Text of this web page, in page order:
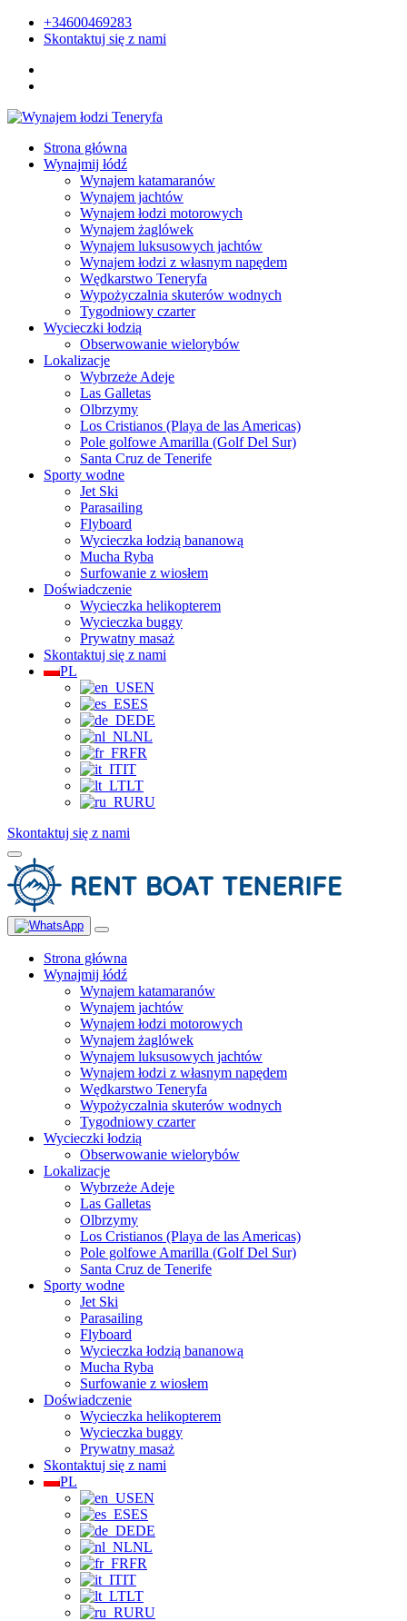
+34600469283
Skontaktuj się z nami
Strona główna
Wynajmij łódź
Wynajem katamaranów
Wynajem jachtów
Wynajem łodzi motorowych
Wynajem żaglówek
Wynajem luksusowych jachtów
Wynajem łodzi z własnym napędem
Wędkarstwo Teneryfa
Wypożyczalnia skuterów wodnych
Tygodniowy czarter
Wycieczki łodzią
Obserwowanie wielorybów
Lokalizacje
Wybrzeże Adeje
Las Galletas
Olbrzymy
Los Cristianos (Playa de las Americas)
Pole golfowe Amarilla (Golf Del Sur)
Santa Cruz de Tenerife
Sporty wodne
Jet Ski
Parasailing
Flyboard
Wycieczka łodzią bananową
Mucha Ryba
Surfowanie z wiosłem
Doświadczenie
Wycieczka helikopterem
Wycieczka buggy
Prywatny masaż
Skontaktuj się z nami
PL
EN
ES
DE
NL
FR
IT
LT
RU
Skontaktuj się z nami
Strona główna
Wynajmij łódź
Wynajem katamaranów
Wynajem jachtów
Wynajem łodzi motorowych
Wynajem żaglówek
Wynajem luksusowych jachtów
Wynajem łodzi z własnym napędem
Wędkarstwo Teneryfa
Wypożyczalnia skuterów wodnych
Tygodniowy czarter
Wycieczki łodzią
Obserwowanie wielorybów
Lokalizacje
Wybrzeże Adeje
Las Galletas
Olbrzymy
Los Cristianos (Playa de las Americas)
Pole golfowe Amarilla (Golf Del Sur)
Santa Cruz de Tenerife
Sporty wodne
Jet Ski
Parasailing
Flyboard
Wycieczka łodzią bananową
Mucha Ryba
Surfowanie z wiosłem
Doświadczenie
Wycieczka helikopterem
Wycieczka buggy
Prywatny masaż
Skontaktuj się z nami
PL
EN
ES
DE
NL
FR
IT
LT
RU